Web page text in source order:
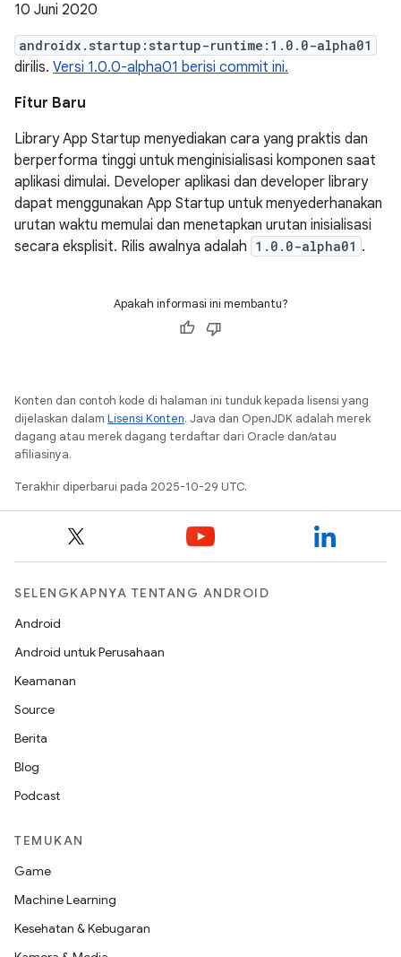
10 Juni 2020
androidx.startup:startup-runtime:1.0.0-alpha01
dirilis. Versi 1.0.0-alpha01 berisi commit ini.
Fitur Baru
Library App Startup menyediakan cara yang praktis dan
berperforma tinggi untuk menginisialisasi komponen saat
aplikasi dimulai. Developer aplikasi dan developer library
dapat menggunakan App Startup untuk menyederhanakan
urutan waktu memulai dan menetapkan urutan inisialisasi
secara eksplisit. Rilis awalnya adalah 1.0.0-alpha01 .
Apakah informasi ini membantu?
Konten dan contoh kode di halaman ini tunduk kepada lisensi yang
dijelaskan dalam Lisensi Konten. Java dan OpenJDK adalah merek
dagang atau merek dagang terdaftar dari Oracle dan/atau
afiliasinya.
Terakhir diperbarui pada 2025-10-29 UTC.
SELENGKAPNYA TENTANG ANDROID
Android
Android untuk Perusahaan
Keamanan
Source
Berita
Blog
Podcast
TEMUKAN
Game
Machine Learning
Kesehatan & Kebugaran